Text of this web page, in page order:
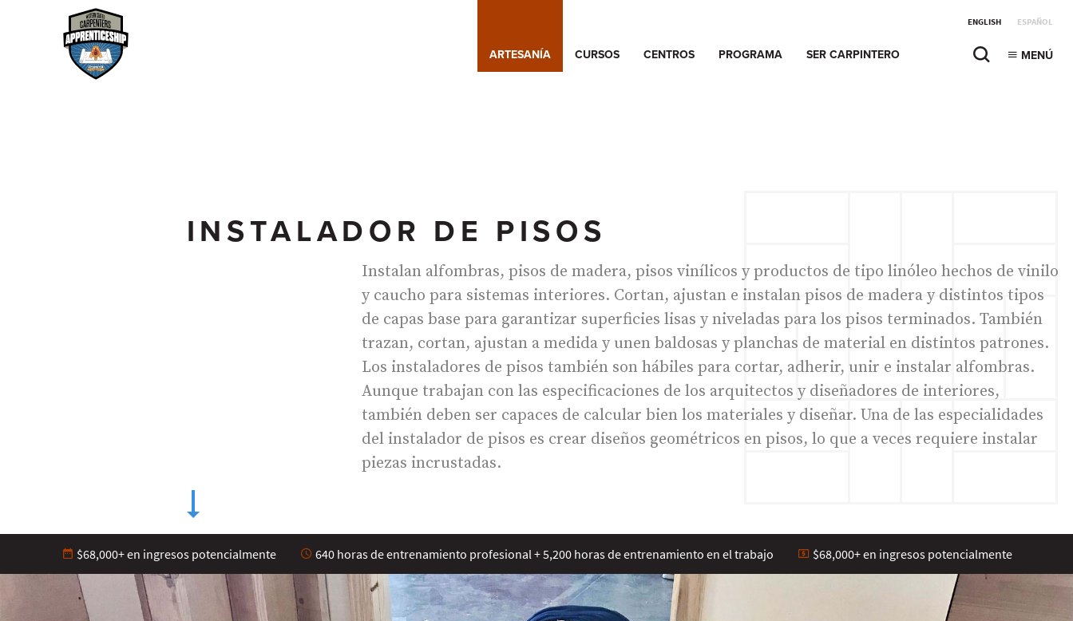
ENGLISH ESPAÑOL
MENÚ
ARTESANÍA CURSOS CENTROS PROGRAMA SER CARPINTERO
INSTALADOR DE PISOS
Instalan alfombras, pisos de madera, pisos vinílicos y productos de tipo linóleo hechos de vinilo
y caucho para sistemas interiores. Cortan, ajustan e instalan pisos de madera y distintos tipos
de capas base para garantizar superficies lisas y niveladas para los pisos terminados. También
trazan, cortan, ajustan a medida y unen baldosas y planchas de material en distintos patrones.
Los instaladores de pisos también son hábiles para cortar, adherir, unir e instalar alfombras.
Aunque trabajan con las especificaciones de los arquitectos y diseñadores de interiores,
también deben ser capaces de calcular bien los materiales y diseñar. Una de las especialidades
del instalador de pisos es crear diseños geométricos en pisos, lo que a veces requiere instalar
piezas incrustadas.
$68,000+ en ingresos potencialmente 640 horas de entrenamiento profesional + 5,200 horas de entrenamiento en el trabajo $68,000+ en ingresos potencialmente